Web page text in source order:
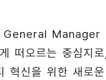
General
떠오르는 중심지
혁신을 위한 새로